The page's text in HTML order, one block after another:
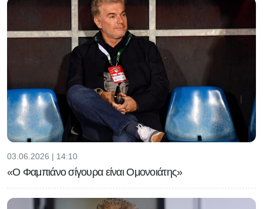
03.06.2026 | 14:10
«Ο Φαμπιάνο σίγουρα είναι Ομονοιάτης»